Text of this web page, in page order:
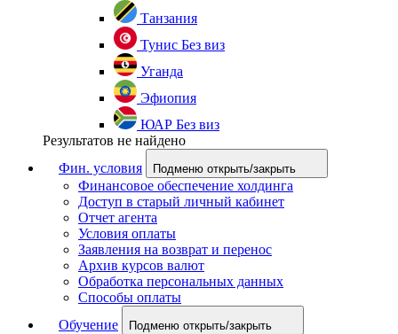
Танзания
Тунис Без виз
Уганда
Эфиопия
ЮАР Без виз
Результатов не найдено
Фин. условия
Подменю открыть/закрыть
Финансовое обеспечение холдинга
Доступ в старый личный кабинет
Отчет агента
Условия оплаты
Заявления на возврат и перенос
Архив курсов валют
Обработка персональных данных
Способы оплаты
Обучение
Подменю открыть/закрыть